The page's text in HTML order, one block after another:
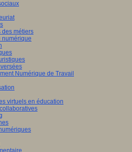
des métiers
numérique
Numérique de Travail
virtuels en éducation